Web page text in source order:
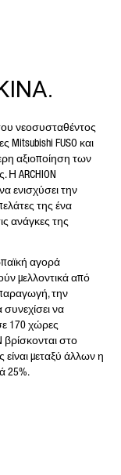
των
με την
από
νεοσυσταθέντος
Mitsubishi FUSO και
αξιοποίηση των
ARCHION
ενισχύσει την
της ένα
ανάγκες της
αγορά
μελλοντικά από
την
συνεχίσει να
170 χώρες
βρίσκονται στο
είναι μεταξύ άλλων η
25%.